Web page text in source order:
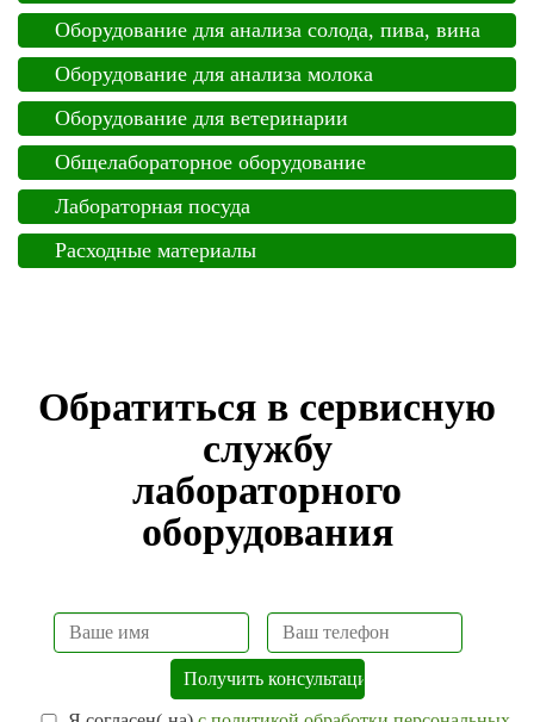
Оборудование для анализа солода, пива, вина
Оборудование для анализа молока
Оборудование для ветеринарии
Общелабораторное оборудование
Лабораторная посуда
Расходные материалы
Обратиться в сервисную
службу
лабораторного
оборудования